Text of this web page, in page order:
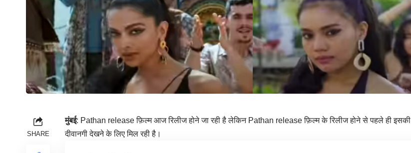
SHARE
मुंबई: Pathan releaseफ़िल्म आज रिलीज होने जा रही है लेकिन Pathan release फ़िल्म के रिलीज होने से पहले ही इसकी
दीवानगी देखने के लिए मिल रही है।